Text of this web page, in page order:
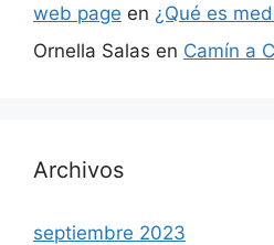
web page en ¿Qué es
Ornella Salas en Camín a
Archivos
septiembre 2023